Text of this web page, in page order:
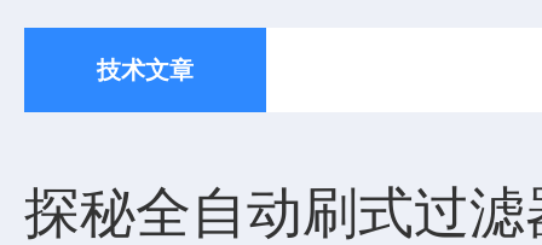
技术文章
探秘全自动刷式过